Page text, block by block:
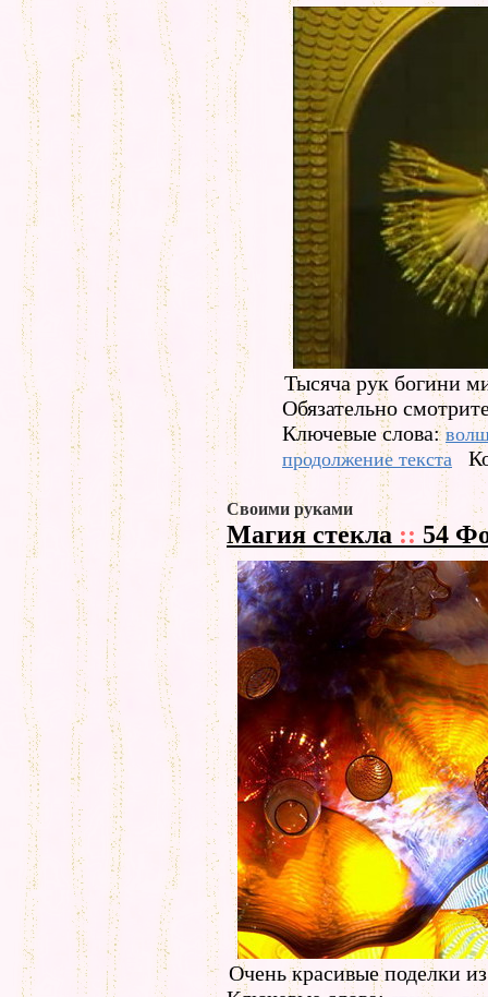
Тысяча рук богини
Обязательно
Ключевые слова:
продолжение текста
Своими руками
Магия стекла :: 54
Очень красивые поделки